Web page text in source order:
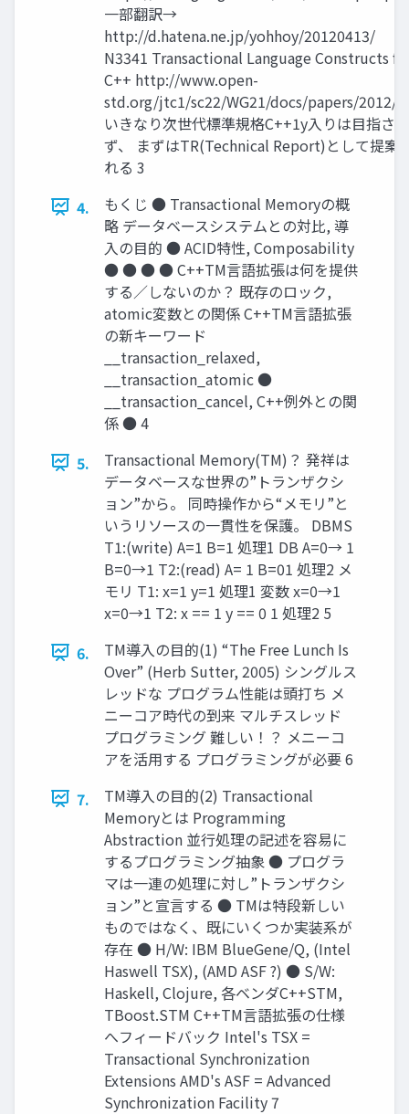
一部翻訳→
http://d.hatena.ne.jp/yohhoy/20120413/
N3341 Transactional Language Constructs
C++ http://www.open-
std.org/jtc1/sc22/WG21/docs/papers/2012/
いきなり次世代標準規格C++1y入りは目指さ
ず、 まずはTR(Technical Report)として提案
れる 3
4.
もくじ ● Transactional Memoryの概
略 データベースシステムとの対比, 導
入の目的 ● ACID特性, Composability
● ● ● ● C++TM言語拡張は何を提供
する／しないのか？ 既存のロック,
atomic変数との関係 C++TM言語拡張
の新キーワード
__transaction_relaxed,
__transaction_atomic ●
__transaction_cancel, C++例外との関
係 ● 4
5.
Transactional Memory(TM)？ 発祥は
データベースな世界の”トランザクシ
ョン”から。 同時操作から“メモリ”と
いうリソースの一貫性を保護。 DBMS
T1:(write) A=1 B=1 処理1 DB A=0→ 1
B=0→1 T2:(read) A= 1 B=01 処理2 メ
モリ T1: x=1 y=1 処理1 変数 x=0→1
x=0→1 T2: x == 1 y == 0 1 処理2 5
6.
TM導入の目的(1) “The Free Lunch Is
Over” (Herb Sutter, 2005) シングルス
レッドな プログラム性能は頭打ち メ
ニーコア時代の到来 マルチスレッド
プログラミング 難しい！？ メニーコ
アを活用する プログラミングが必要 6
7.
TM導入の目的(2) Transactional
Memoryとは Programming
Abstraction 並行処理の記述を容易に
するプログラミング抽象 ● プログラ
マは一連の処理に対し”トランザクシ
ョン”と宣言する ● TMは特段新しい
ものではなく、既にいくつか実装系が
存在 ● H/W: IBM BlueGene/Q, (Intel
Haswell TSX), (AMD ASF ?) ● S/W:
Haskell, Clojure, 各ベンダC++STM,
TBoost.STM C++TM言語拡張の仕様
へフィードバック Intel's TSX =
Transactional Synchronization
Extensions AMD's ASF = Advanced
Synchronization Facility 7